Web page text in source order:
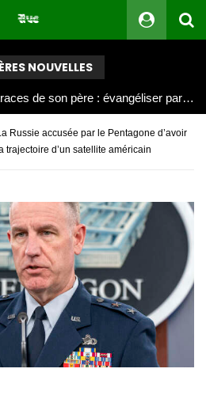
NOUVELLES
Joy Clerf Derisier, sur les traces de son père : évangéliser par la musique
Russie accusée par le Pentagone d’avoir
d’un satellite américain